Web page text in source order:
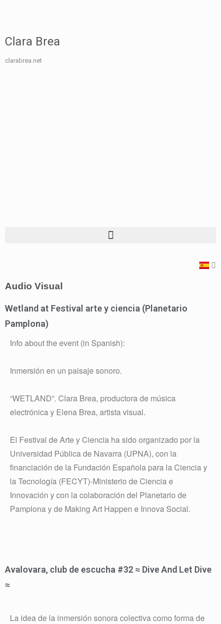
Clara Brea
clarabrea.net
Audio Visual
Wetland at Festival arte y ciencia (Planetario
Pamplona)
Info about the event (in Spanish):
Inmersión en un paisaje sonoro.
“WETLAND”. Clara Brea, productora de música
electrónica y Elena Brea, artista visual.
El Festival de Arte y Ciencia ha sido organizado por la
Universidad Pública de Navarra (UPNA), con la
financiación de la Fundación Española para la Ciencia y
la Tecnología (FECYT)-Ministerio de Ciencia e
Innovación y con la colaboración del Planetario de
Pamplona y de Making Art Happen e Innova Social.
Avalovara, club de escucha #32 ≈ Dive And Let Dive
≈
La idea de la inmersión sonora colectiva como forma de